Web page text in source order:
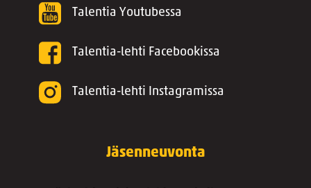
Talentia Youtubessa
Talentia-lehti Facebookissa
Talentia-lehti Instagramissa
Jäsenneuvonta